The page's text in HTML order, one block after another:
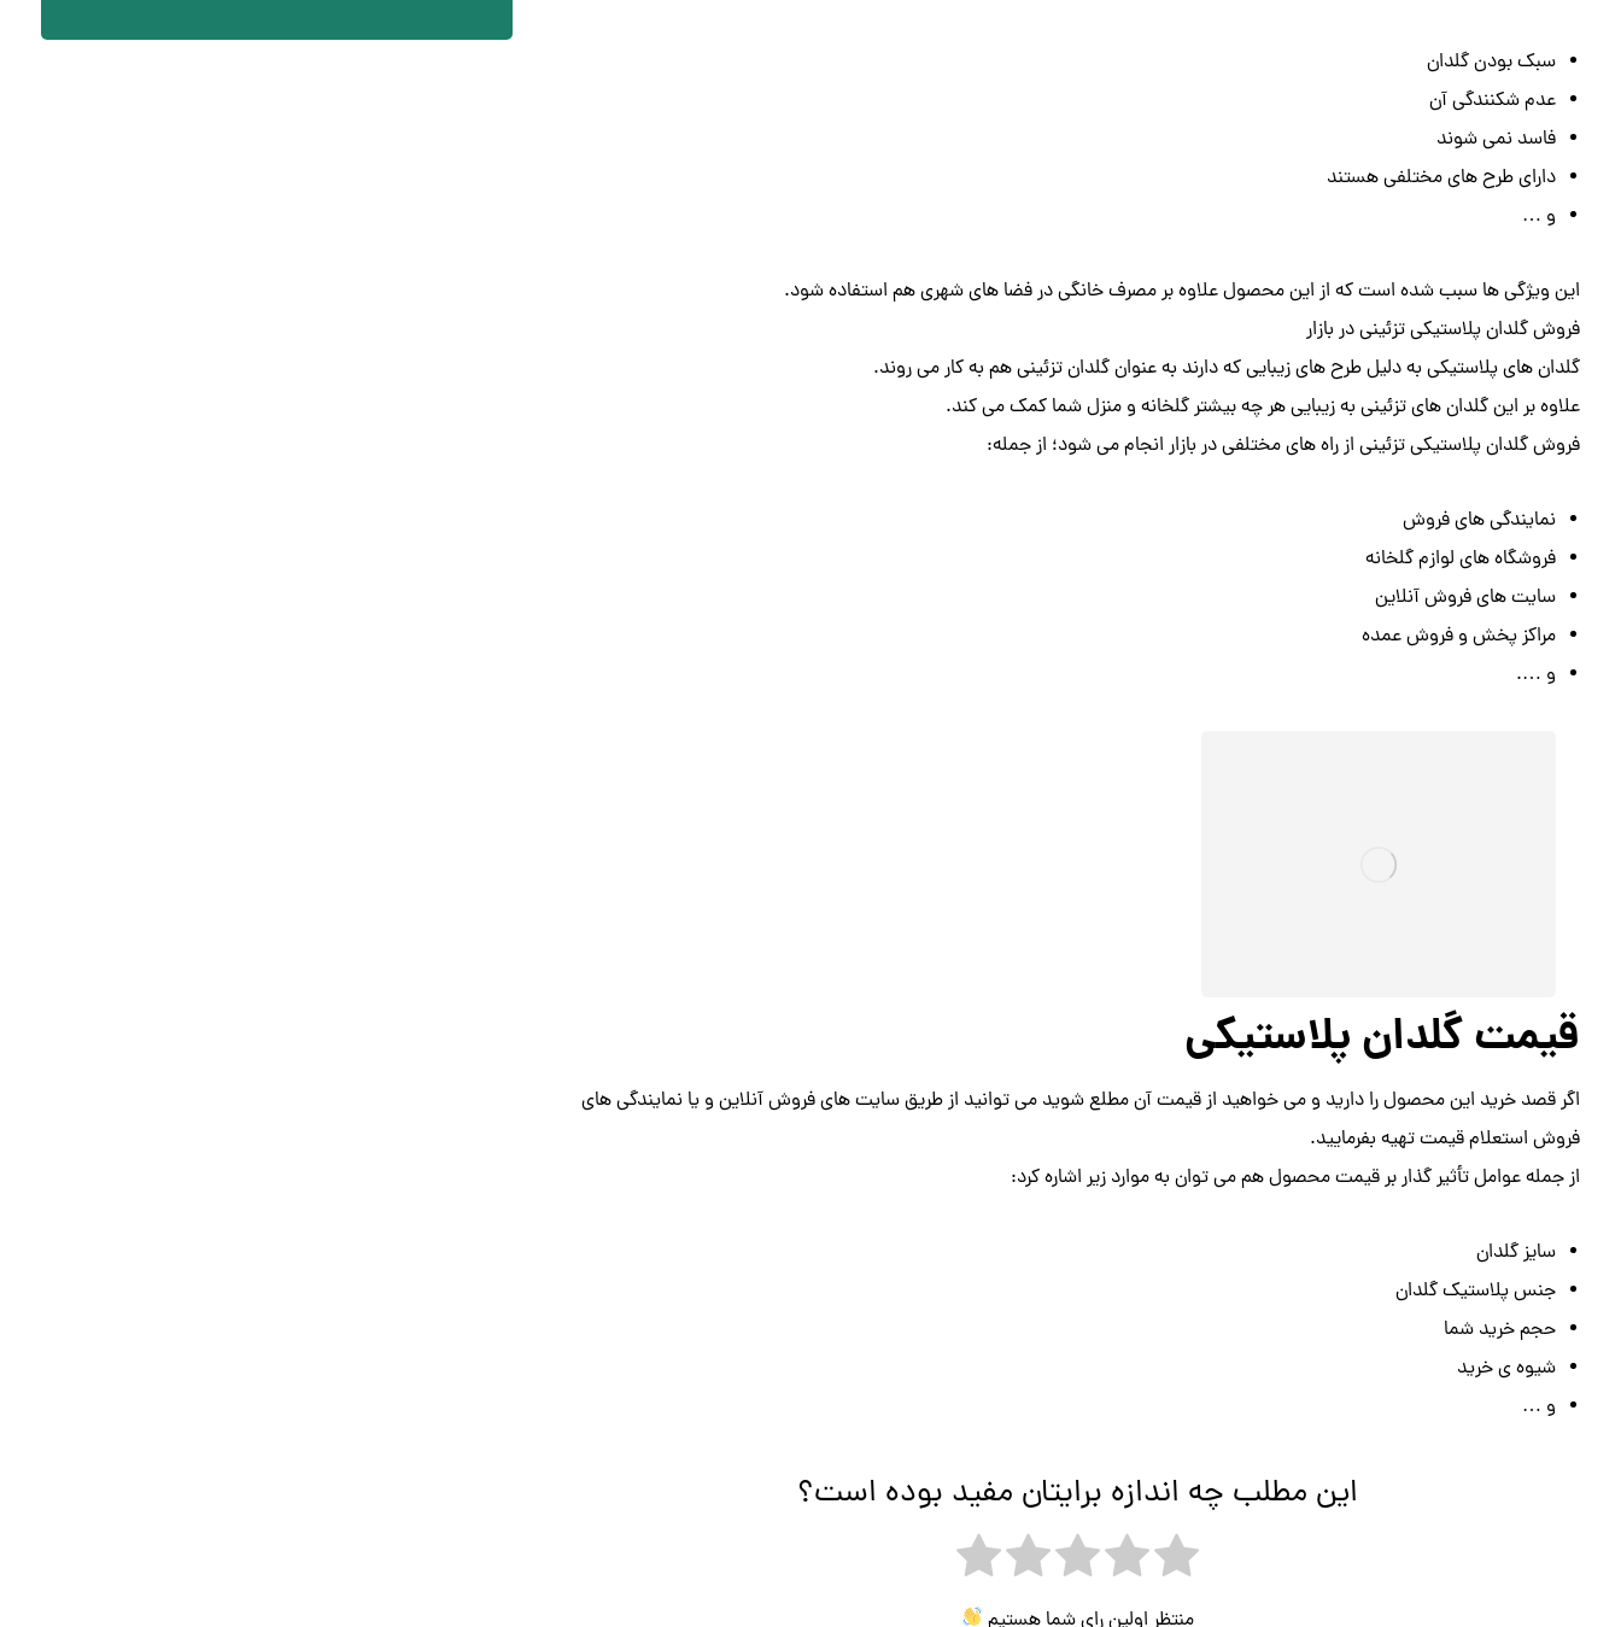
سبک بودن گلدان
عدم شکنندگی آن
فاسد نمی شوند
دارای طرح های مختلفی هستند
و …
این ویژگی ها سبب شده است که از این محصول علاوه بر مصرف خانگی در فضا های شهری هم استفاده شود.
فروش گلدان پلاستیکی تزئینی در بازار
گلدان های پلاستیکی به دلیل طرح های زیبایی که دارند به عنوان گلدان تزئینی هم به کار می روند.
علاوه بر این گلدان های تزئینی به زیبایی هر چه بیشتر گلخانه و منزل شما کمک می کند.
فروش گلدان پلاستیکی تزئینی از راه های مختلفی در بازار انجام می شود؛ از جمله:
نمایندگی های فروش
فروشگاه های لوازم گلخانه
سایت های فروش آنلاین
مراکز پخش و فروش عمده
و ….
قیمت گلدان پلاستیکی
اگر قصد خرید این محصول را دارید و می خواهید از قیمت آن مطلع شوید می توانید از طریق سایت های فروش آنلاین و یا نمایندگی های
فروش استعلام قیمت تهیه بفرمایید.
از جمله عوامل تأثیر گذار بر قیمت محصول هم می توان به موارد زیر اشاره کرد:
سایز گلدان
جنس پلاستیک گلدان
حجم خرید شما
شیوه ی خرید
و …
این مطلب چه اندازه برایتان مفید بوده است؟
منتظر اولین رای شما هستیم